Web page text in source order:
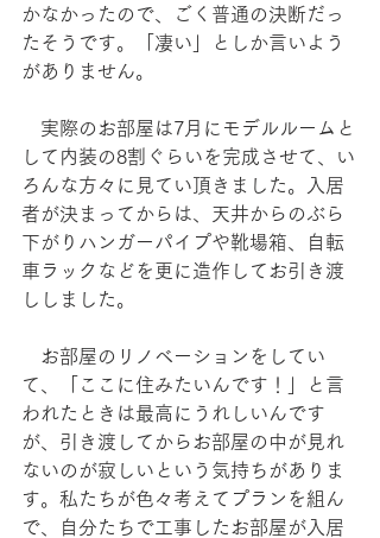
かなかったので、ごく普通の決断だっ
たそうです。「凄い」としか言いよう
がありません。
実際のお部屋は7月にモデルルームと
して内装の8割ぐらいを完成させて、い
ろんな方々に見てい頂きました。入居
者が決まってからは、天井からのぶら
下がりハンガーパイプや靴場箱、自転
車ラックなどを更に造作してお引き渡
ししました。
お部屋のリノベーションをしてい
て、「ここに住みたいんです！」と言
われたときは最高にうれしいんです
が、引き渡してからお部屋の中が見れ
ないのが寂しいという気持ちがありま
す。私たちが色々考えてプランを組ん
で、自分たちで工事したお部屋が入居